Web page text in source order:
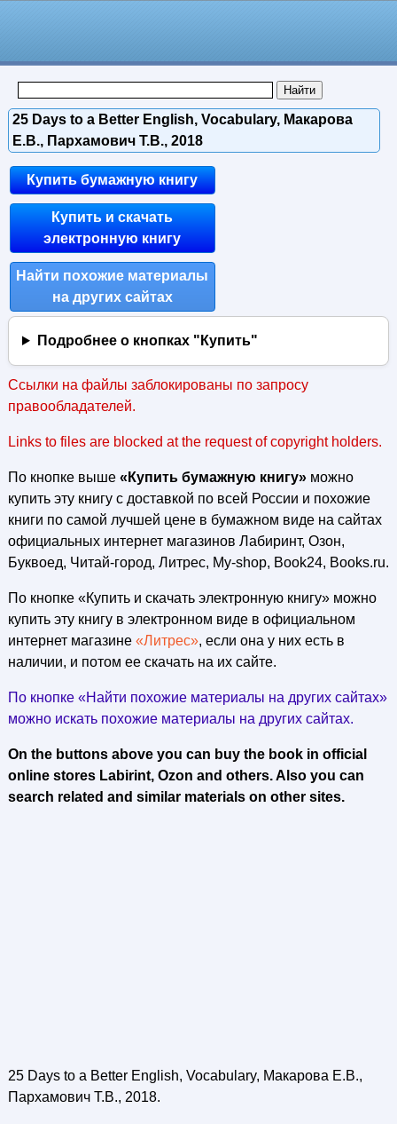
25 Days to a Better English, Vocabulary, Макарова
Е.В., Пархамович Т.В., 2018
Купить бумажную книгу
Купить и скачать
электронную книгу
Найти похожие материалы
на других сайтах
Подробнее о кнопках "Купить"
Ссылки на файлы заблокированы по запросу
правообладателей.
Links to files are blocked at the request of copyright holders.
По кнопке выше «Купить бумажную книгу»можно
купить эту книгу с доставкой по всей России и похожие
книги по самой лучшей цене в бумажном виде на сайтах
официальных интернет магазинов Лабиринт, Озон,
Буквоед, Читай-город, Литрес, My-shop, Book24, Books.ru.
По кнопке «Купить и скачать электронную книгу» можно
купить эту книгу в электронном виде в официальном
интернет магазине «Литрес», если она у них есть в
наличии, и потом ее скачать на их сайте.
По кнопке «Найти похожие материалы на других сайтах»
можно искать похожие материалы на других сайтах.
On the buttons above you can buy the book in official
online stores Labirint, Ozon and others. Also you can
search related and similar materials on other sites.
25 Days to a Better English, Vocabulary, Макарова Е.В.,
Пархамович Т.В., 2018.